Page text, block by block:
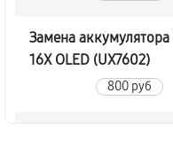
Замена
16X OLED (UX7602)
800 руб